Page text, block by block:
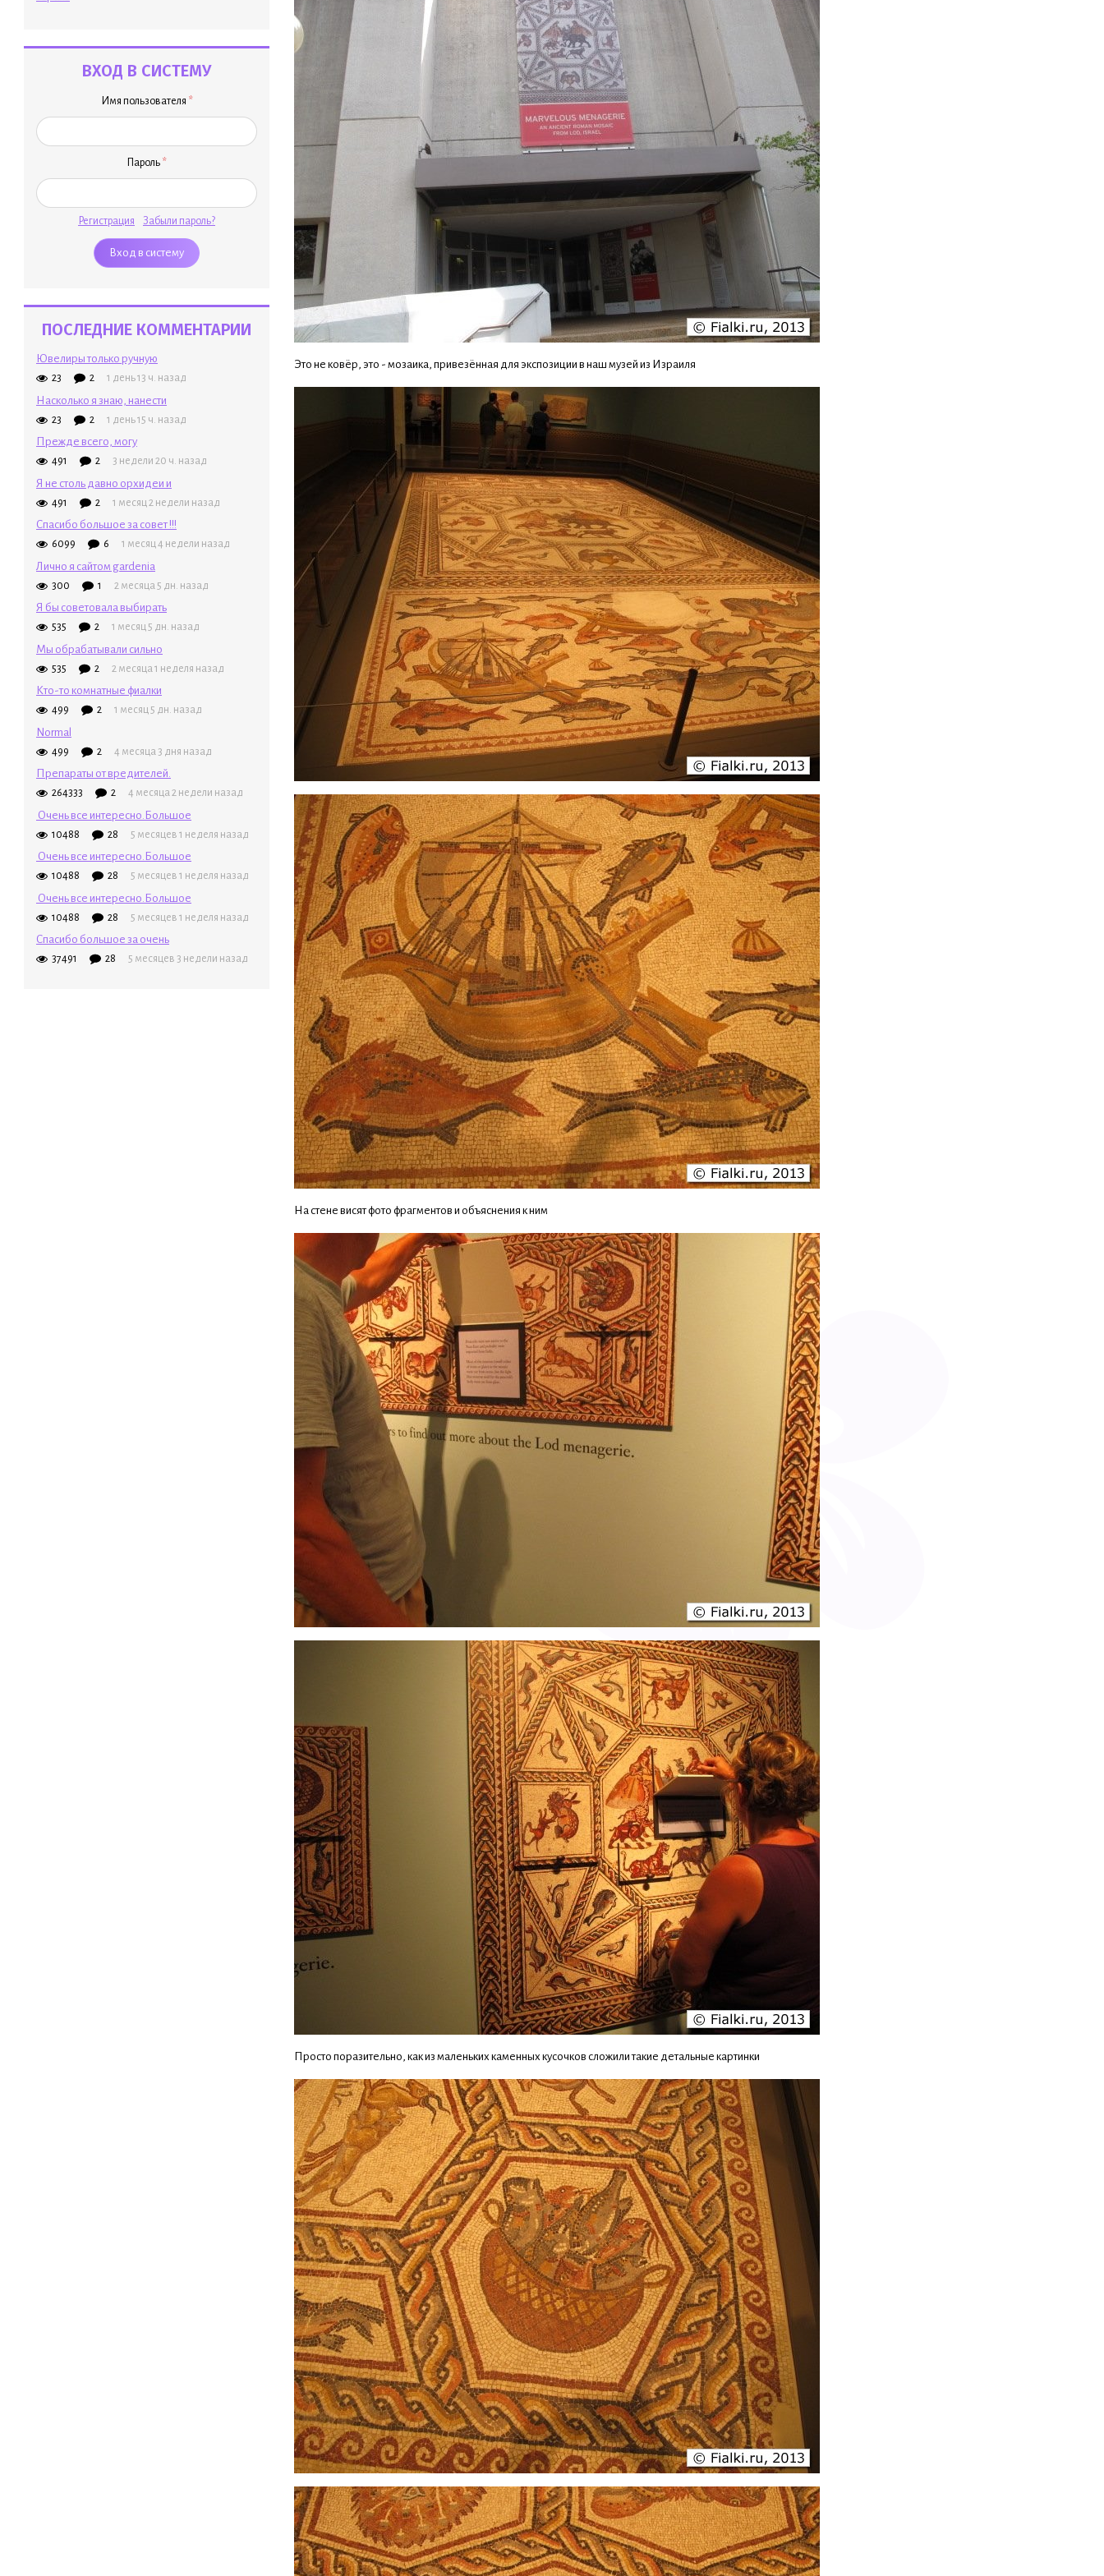
ВХОД В СИСТЕМУ
Имя пользователя *
Пароль *
Регистрация Забыли пароль?
ПОСЛЕДНИЕ КОММЕНТАРИИ
Ювелиры только ручную
23 2 1 день 13 ч. назад
Насколько я знаю, нанести
23 2 1 день 15 ч. назад
Прежде всего, могу
491 2 3 недели 20 ч. назад
Я не столь давно орхидеи и
491 2 1 месяц 2 недели назад
Спасибо большое за совет !!!
6099 6 1 месяц 4 недели назад
Лично я сайтом gardenia
300 1 2 месяца 5 дн. назад
Я бы советовала выбирать
535 2 1 месяц 5 дн. назад
Мы обрабатывали сильно
535 2 2 месяца 1 неделя назад
Кто-то комнатные фиалки
499 2 1 месяц 5 дн. назад
Normal
499 2 4 месяца 3 дня назад
Препараты от вредителей.
264333 2 4 месяца 2 недели назад
Очень все интересно.Большое
10488 28 5 месяцев 1 неделя назад
Очень все интересно.Большое
10488 28 5 месяцев 1 неделя назад
Очень все интересно.Большое
10488 28 5 месяцев 1 неделя назад
Спасибо большое за очень
37491 28 5 месяцев 3 недели назад
Это не ковёр, это - мозаика, привезённая для экспозиции в наш музей из Израиля
На стене висят фото фрагментoв и объяснeния к ним
Просто поразительно, как из маленьких каменных кусочков сложили такие детальные картинки